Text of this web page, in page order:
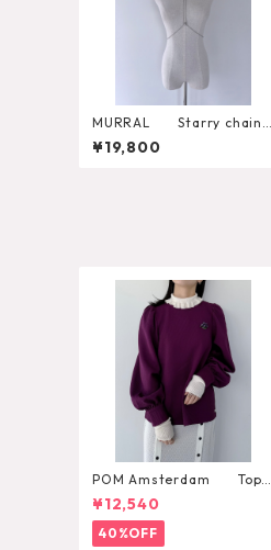
MURRAL Starry chain
harness
¥19,800
POM Amsterdam Top K
ae Pulm
¥12,540
40%OFF